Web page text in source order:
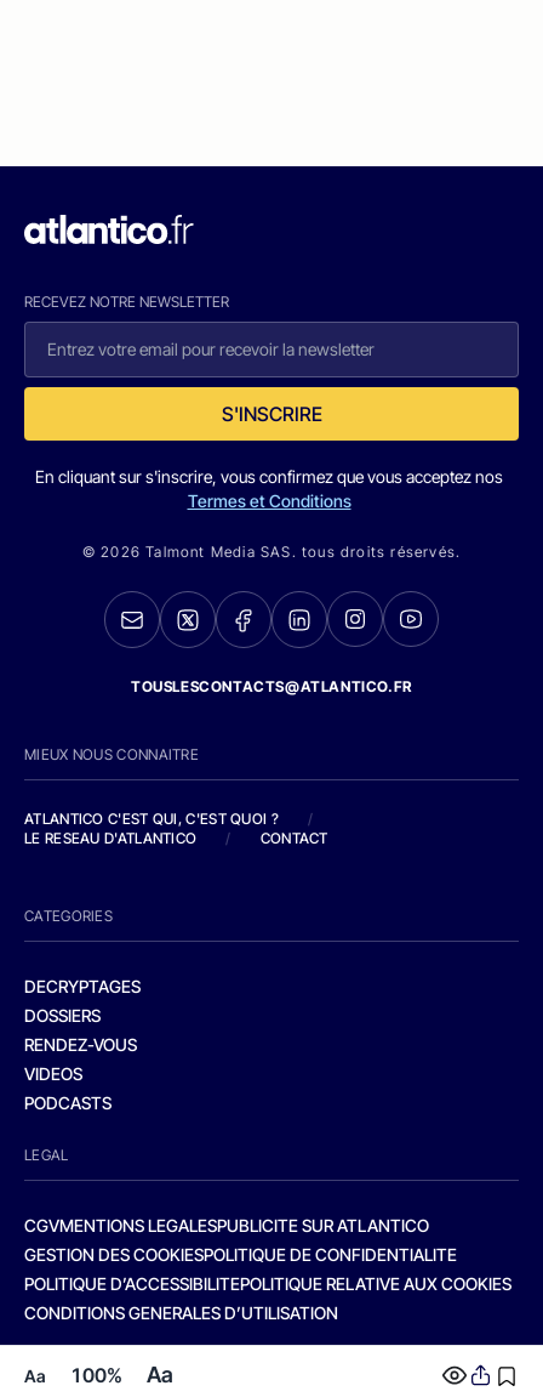
Aa 100% Aa
RECEVEZ NOTRE NEWSLETTER
S'INSCRIRE
En cliquant sur s'inscrire, vous confirmez que vous acceptez nos
Termes et Conditions
© 2026 Talmont Media SAS. tous droits réservés.
TOUSLESCONTACTS@ATLANTICO.FR
MIEUX NOUS CONNAITRE
ATLANTICO C'EST QUI, C'EST QUOI ?
/
LE RESEAU D'ATLANTICO
/ CONTACT
CATEGORIES
DECRYPTAGES
DOSSIERS
RENDEZ-VOUS
VIDEOS
PODCASTS
LEGAL
CGVMENTIONS LEGALESPUBLICITE SUR ATLANTICO
GESTION DES COOKIESPOLITIQUE DE CONFIDENTIALITE
POLITIQUE D’ACCESSIBILITEPOLITIQUE RELATIVE AUX COOKIES
CONDITIONS GENERALES D’UTILISATION